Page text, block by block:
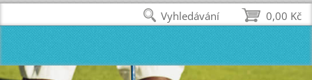
0,00 Kč
Vyhledávání